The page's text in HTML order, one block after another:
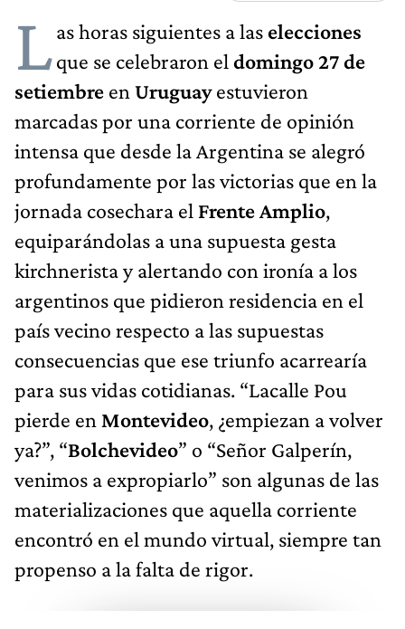
Las horas siguientes a las elecciones
que se celebraron el domingo 27 de
setiembre en Uruguayestuvieron
marcadas por una corriente de opinión
intensa que desde la Argentina se alegró
profundamente por las victorias que en la
jornada cosechara el Frente Amplio,
equiparándolas a una supuesta gesta
kirchnerista y alertando con ironía a los
argentinos que pidieron residencia en el
país vecino respecto a las supuestas
consecuencias que ese triunfo acarrearía
para sus vidas cotidianas. “Lacalle Pou
pierde en Montevideo, ¿empiezan a volver
ya?”, “Bolchevideo” o “Señor Galperín,
venimos a expropiarlo” son algunas de las
materializaciones que aquella corriente
encontró en el mundo virtual, siempre tan
propenso a la falta de rigor.